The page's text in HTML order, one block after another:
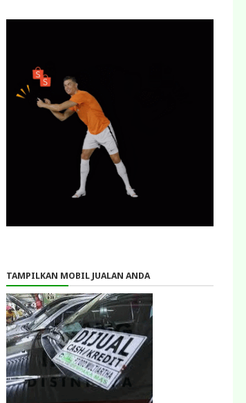
TAMPILKAN MOBIL JUALAN ANDA